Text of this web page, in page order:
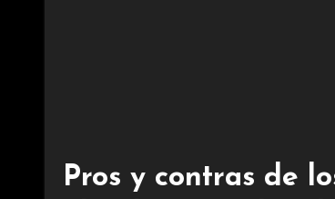
Pros y contras de